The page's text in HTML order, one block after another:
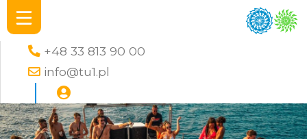
+48 33 813 90 00
info@tu1.pl